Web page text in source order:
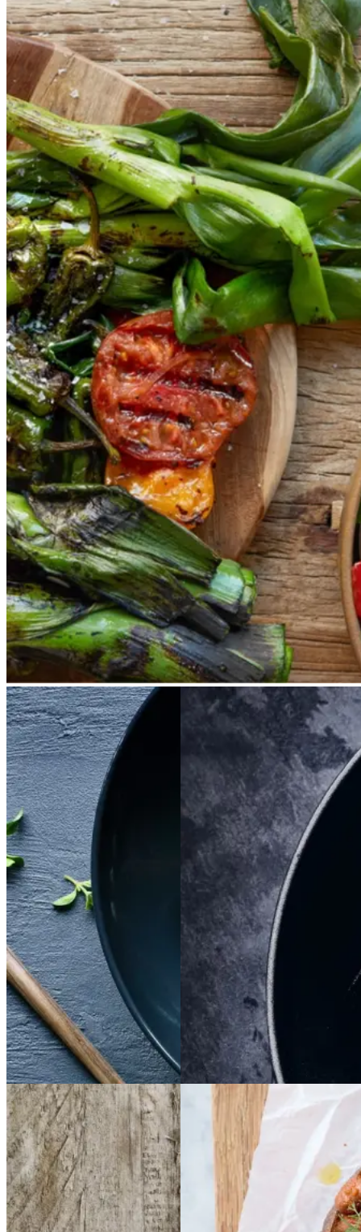
CatalanskCatalansk
bønnesalatbønnesala
t medmed
grilledegrillede
grøntsagergrøntsage
r ogog salbitxada-
saucesalbitxada-
sauce
Gem opskrift
Vegansk
Vegetarisk
Vores version af den traditionelle
salat empedrat fra det catalanske
køkken. Spis den med brød som
en let frokost eller i et større
måltid som her. Salbitxada minder
noget om en anden ligeledes
catalansk sauce, romesco. I
Catalonien spises den til såkaldte
calcots, der er små porrelignende
løg. Dem griller man helt sorte, så
fjerner man den yderste skal og
dypper det fløjlsbløde løg i
saucen. Calcots er svære at
opdrive på disse kanter, men små
nye porrer kan bruges.
SatjaSatja de
pollopollo
Gem opskrift
Aftensmad
BraiseretBraiseret
oksetværreboksetvæ
rreb
Gem opskrift
Dansk mad
Vintermad
Aftensmad
FrikadellerFrikadell Baked Baked